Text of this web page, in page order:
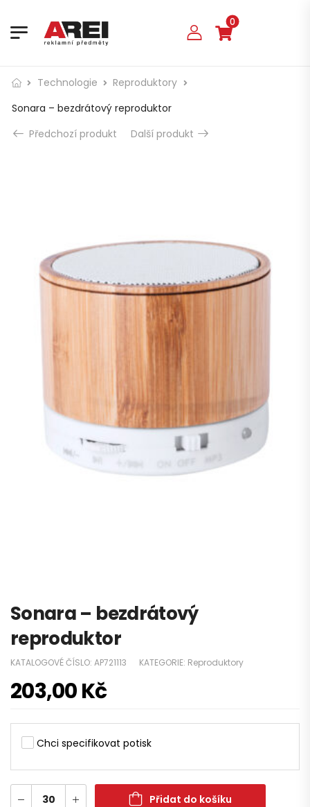
0
Technologie
Reproduktory
Sonara – bezdrátový reproduktor
Předchozí produkt
Další produkt
Sonara – bezdrátový
reproduktor
KATALOGOVÉ ČÍSLO: AP721113 KATEGORIE: Reproduktory
203,00Kč
Chci specifikovat potisk
Přidat do košíku